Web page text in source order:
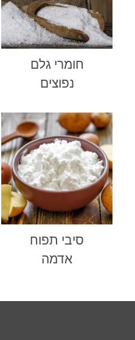
חומרי גלם
נפוצים
סיבי תפוח
אדמה